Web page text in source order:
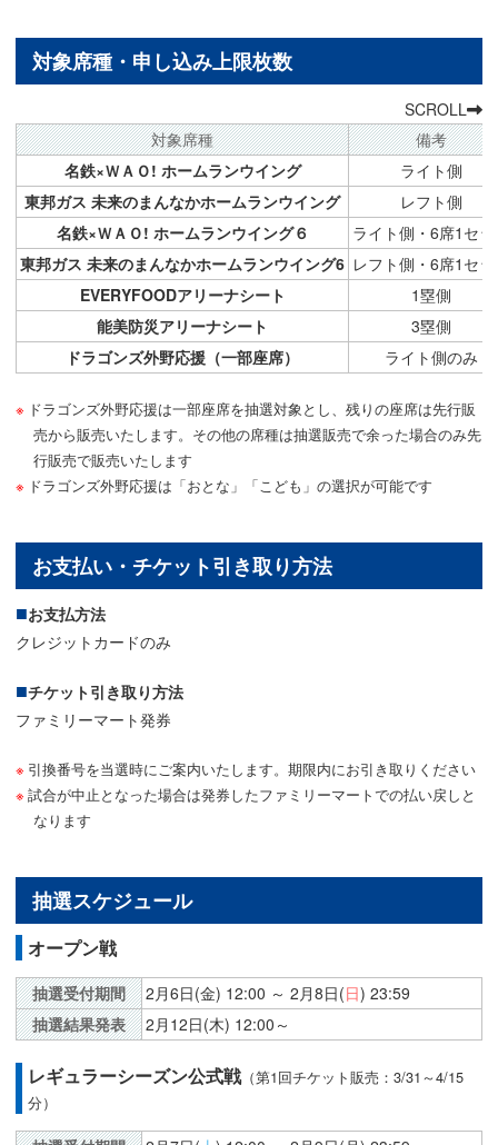
対象席種・申し込み上限枚数
SCROLL
対象席種
備考
名鉄×ＷＡＯ! ホームランウイング
ライト側
東邦ガス 未来のまんなかホームランウイング
レフト側
名鉄×ＷＡＯ! ホームランウイング６
ライト側・6席1セ
東邦ガス 未来のまんなかホームランウイング6 レフト側・6席1セ
EVERYFOODアリーナシート
1塁側
能美防災アリーナシート
3塁側
ドラゴンズ外野応援（一部座席）
ライト側のみ
ドラゴンズ外野応援は一部座席を抽選対象とし、残りの座席は先行販
売から販売いたします。その他の席種は抽選販売で余った場合のみ先
行販売で販売いたします
ドラゴンズ外野応援は「おとな」「こども」の選択が可能です
お支払い・チケット引き取り方法
お支払方法
クレジットカードのみ
チケット引き取り方法
ファミリーマート発券
引換番号を当選時にご案内いたします。期限内にお引き取りください
試合が中止となった場合は発券したファミリーマートでの払い戻しと
なります
抽選スケジュール
オープン戦
抽選受付期間 2月6日(金) 12:00 ～ 2月8日(日) 23:59
抽選結果発表
2月12日(木) 12:00～
レギュラーシーズン公式戦（第1回チケット販売：3/31～4/15
分）